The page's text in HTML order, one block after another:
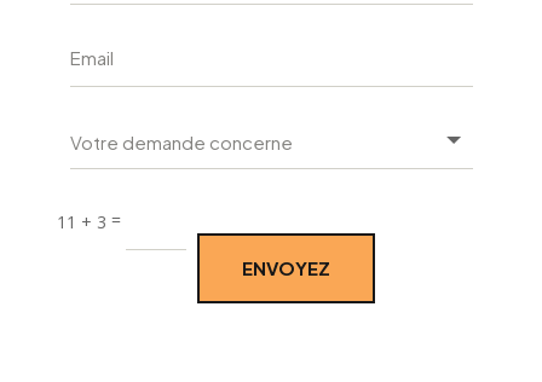
11 + 3 =
ENVOYEZ